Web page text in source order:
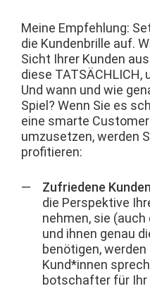
Meine Empfehlung:
die Kun­den­brille auf.
Sicht Ihrer Kun­den
diese TATSÄCHLICH,
Und wann und wie
Spiel? Wenn Sie es
eine smarte
umzuset­zen, wer­den
profitieren:
Zufriedene Kun­den
die Per­spek­tive
nehmen, sie
und ihnen genau
benöti­gen, wer­den
Kund*innen
botschafter für Ihr